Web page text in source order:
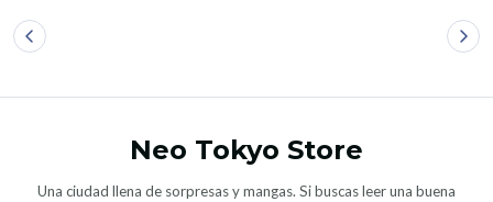
Neo Tokyo Store
Una ciudad llena de sorpresas y mangas. Si buscas leer una buena